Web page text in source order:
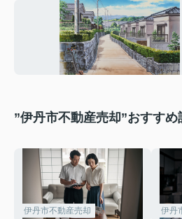
”伊丹市不動産売却”おすすめ
伊丹市不動産売却 伊丹